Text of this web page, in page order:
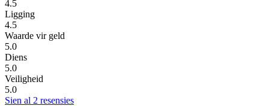
4.5
Ligging
4.5
Waarde vir geld
5.0
Diens
5.0
Veiligheid
5.0
Sien al 2 resensies